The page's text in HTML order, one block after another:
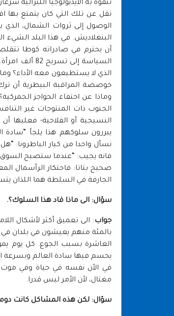
تتفوه به الايديولوجيا اللبرالية
تقل عن تلك التي كان يتمتع
البنغلاديش. في هذا البلد الشيء
أن يحترم في صادراته كوطا
السياسة
الذي لا يستطيعون معه الأداء؟
خوصصة المراقبة البيطرية أن
وماذا عن اختفاء الحواجز
الجنوب ذات المنتوجات غير
النسيجية أو الفلاحية- فعليها
نسأل واحدا من كبار الباطرونا:
فانه يجيب: “عندما ستصبح السوق
صحيح بتاتا: فاحتكار الرأسمال
الجارفة في السلطة هما اللذان
سؤال: الى ماذا قاد هذا السلوك؟.
جواب
يحسم فيها سادة العالم وبسرعة
في الأن نفسه في حياة وفي
مغتال، لأن الأمر ليس قدرا.
سؤال: لكن هذه المشاكل كانت